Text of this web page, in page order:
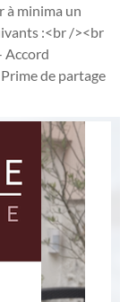
à minima un
:<br /><br
Accord
de partage